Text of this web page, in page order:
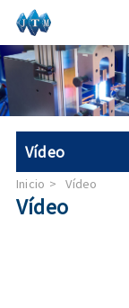
Vídeo
Inicio Vídeo
Vídeo